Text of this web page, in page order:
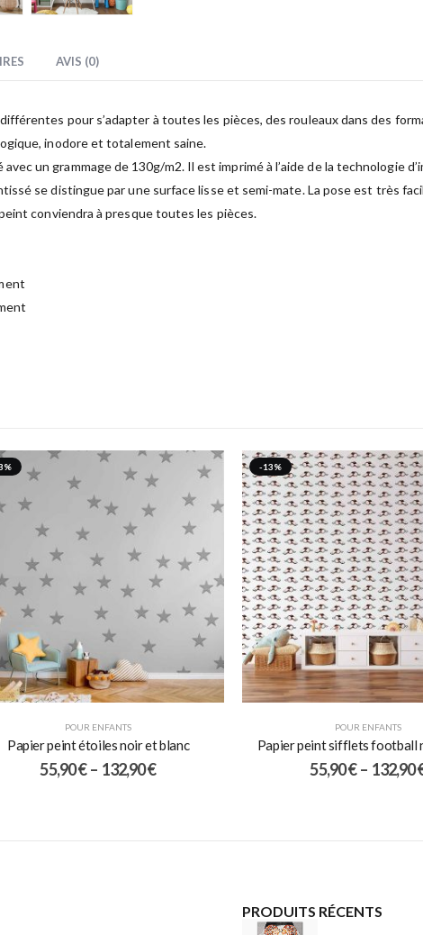
AVIS (0)
pour s’adapter à toutes les pièces, des rouleaux dans des
inodore et totalement saine.
un grammage de 130g/m2. Il est imprimé à l’aide de la technologie
se distingue par une surface lisse et semi-mate. La pose est très
conviendra à presque toutes les pièces.
POUR ENFANTS
Papier peint étoiles noir et blanc
55,90€ – 132,90€
-13%
POUR ENFANTS
Papier peint sifflets football
55,90€ – 132,90
PRODUITS RÉCENTS